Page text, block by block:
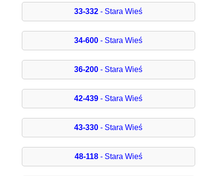
33-332 - Stara Wieś
34-600 - Stara Wieś
36-200 - Stara Wieś
42-439 - Stara Wieś
43-330 - Stara Wieś
48-118- Stara Wieś